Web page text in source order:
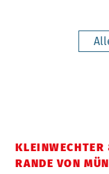
RANDE VON